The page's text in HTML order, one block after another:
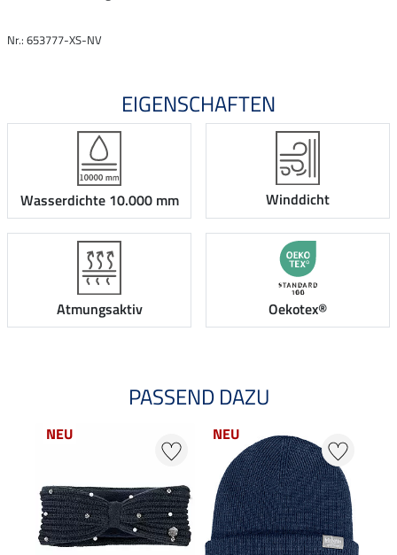
Nr.: 653777-XS-NV
EIGENSCHAFTEN
Wasserdichte 10.000 mm Winddicht
Atmungsaktiv Oekotex®
PASSEND DAZU
NEU NEU